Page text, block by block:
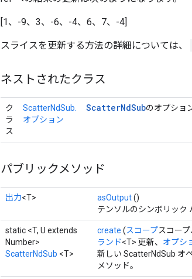
[1、-9、3、-6、-4、6、7、-4]
スライスを更新する方法の詳細については、
ネストされたクラス
ク
ラ
ス
ScatterNdSub.
オプション
ScatterNdSubのオプショ
パブリックメソッド
出力<T> asOutput()
テンソルのシンボリック
static <T, U extends
Number>
ScatterNdSub <T>
create (スコープスコープ
ランド<T> 更新、 オプシ
新しい ScatterNdSub オ
メソッド。